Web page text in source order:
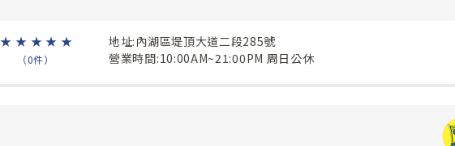
★ ★ ★ ★ ★
（0件）
地址:內湖區堤頂大道二段285號
營業時間:10:00AM~21:00PM 周日公休